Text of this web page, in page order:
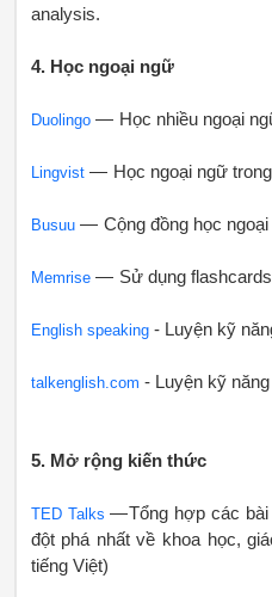
analysis.
4. Học ngoại ngữ
Duolingo— Học nhiều ngoại
Lingvist— Học ngoại ngữ
Busuu— Cộng đồng học ngoại
Memrise— Sử dụng
English speaking- Luyện kỹ
talkenglish.com - Luyện kỹ năng
5. Mở rộng kiến thức
TED Talks — Tổng hợp các
đột phá nhất về khoa học,
tiếng Việt)